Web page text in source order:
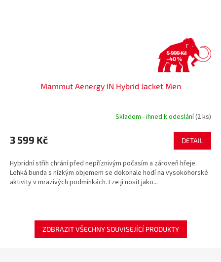
5 999 Kč
–40 %
Mammut Aenergy IN Hybrid Jacket Men
Skladem - ihned k odeslání(2 ks)
3 599 Kč DETAIL
Hybridní střih chrání před nepříznivým počasím a zároveň hřeje.
Lehká bunda s nízkým objemem se dokonale hodí na vysokohorské
aktivity v mrazivých podmínkách. Lze ji nosit jako...
ZOBRAZIT VŠECHNY SOUVISEJÍCÍ PRODUKTY